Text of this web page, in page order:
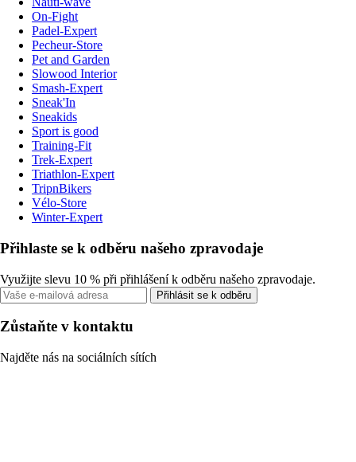
On-Fight
Padel-Expert
Pecheur-Store
Pet and Garden
Slowood Interior
Smash-Expert
Sneak'In
Sneakids
Sport is good
Training-Fit
Trek-Expert
Triathlon-Expert
TripnBikers
Vélo-Store
Winter-Expert
Přihlaste se k odběru našeho zpravodaje
Využijte slevu 10 % při přihlášení k odběru našeho zpravodaje.
Přihlásit se k odběru
Zůstaňte v kontaktu
Najděte nás na sociálních sítích